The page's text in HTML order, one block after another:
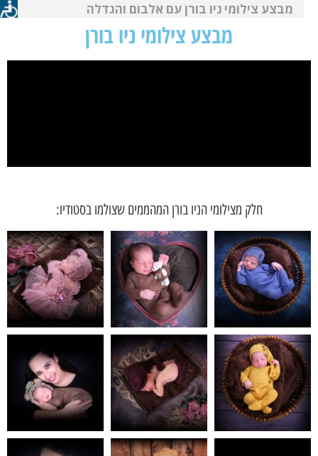
מבצע צילומי ניו בורן עם אלבום והגדלה
מבצע צילומי ניו בורן
חלק מצילומי הניו בורן המהממים שצולמו בסטודיו: